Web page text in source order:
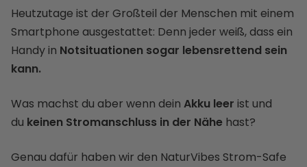
Heutzutage ist der Großteil der Menschen mit einem
Smartphone ausgestattet: Denn jeder weiß, dass ein
Handy in Notsituationen sogar lebensrettend sein
kann.
Was machst du aber wenn dein Akku leer ist und
du keinen Stromanschluss in der Nähe hast?
Genau dafür haben wir den NaturVibes Strom-Safe